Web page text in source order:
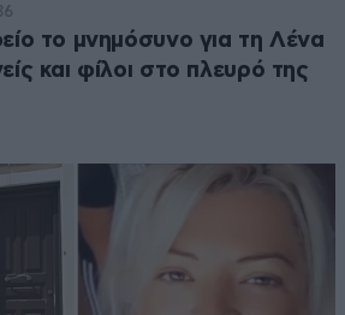
το μνημόσυνο για τη Λένα
και φίλοι στο πλευρό της